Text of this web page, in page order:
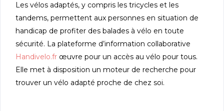
Les vélos adaptés, y compris les tricycles et les
tandems, permettent aux personnes en situation de
handicap de profiter des balades à vélo en toute
sécurité. La plateforme d’information collaborative
Handivelo.fr œuvre pour un accès au vélo pour tous.
Elle met à disposition un moteur de recherche pour
trouver un vélo adapté proche de chez soi.